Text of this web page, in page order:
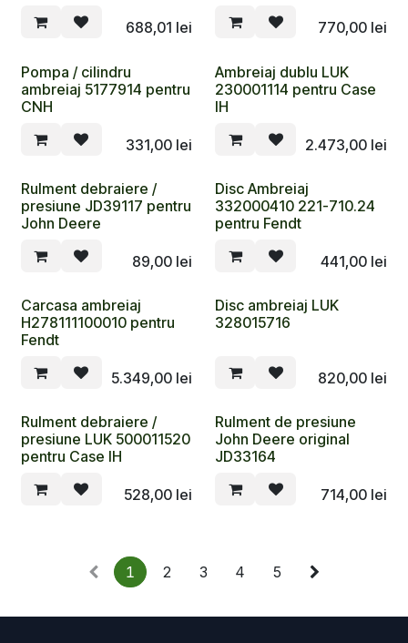
688,01 lei 770,00lei
Pompa / cilindru
ambreiaj 5177914 pentru
CNH
331,00 lei
Ambreiaj dublu LUK
230001114 pentru Case
IH
2.473,00lei
Rulment debraiere /
presiune JD39117 pentru
John Deere
89,00 lei
Disc Ambreiaj
332000410 221-710.24
pentru Fendt
441,00lei
Carcasa ambreiaj
H278111100010 pentru
Fendt
5.349,00 lei
Disc ambreiaj LUK
328015716
820,00lei
Rulment debraiere /
presiune LUK 500011520
pentru Case IH
528,00 lei
Rulment de presiune
John Deere original
JD33164
714,00lei
1 2 3 4 5